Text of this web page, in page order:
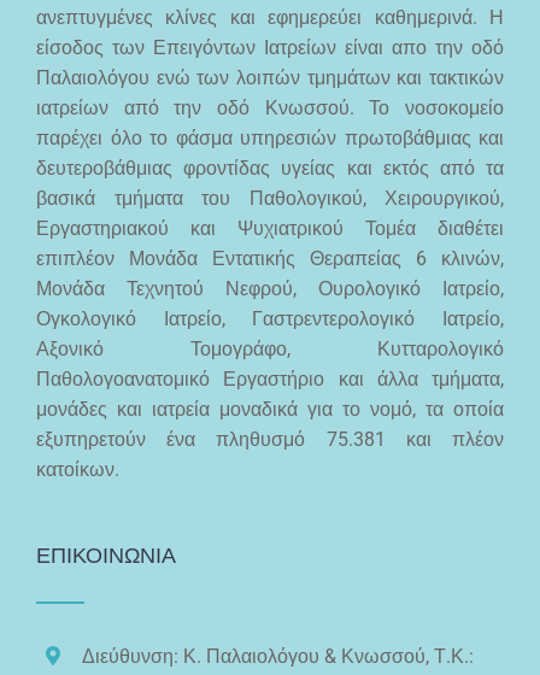
ανεπτυγμένες κλίνες και εφημερεύει καθημερινά. Η
είσοδος των Επειγόντων Ιατρείων είναι απο την οδό
Παλαιολόγου ενώ των λοιπών τμημάτων και τακτικών
ιατρείων από την οδό Κνωσσού. Το νοσοκομείο
παρέχει όλο το φάσμα υπηρεσιών πρωτοβάθμιας και
δευτεροβάθμιας φροντίδας υγείας και εκτός από τα
βασικά τμήματα του Παθολογικού, Χειρουργικού,
Εργαστηριακού και Ψυχιατρικού Τομέα διαθέτει
επιπλέον Μονάδα Εντατικής Θεραπείας 6 κλινών,
Μονάδα Τεχνητού Νεφρού, Ουρολογικό Ιατρείο,
Ογκολογικό Ιατρείο, Γαστρεντερολογικό Ιατρείο,
Αξονικό Τομογράφο, Κυτταρολογικό
Παθολογοανατομικό Εργαστήριο και άλλα τμήματα,
μονάδες και ιατρεία μοναδικά για το νομό, τα οποία
εξυπηρετούν ένα πληθυσμό 75.381 και πλέον
κατοίκων.
ΕΠΙΚΟΙΝΩΝΙΑ
Διεύθυνση: Κ. Παλαιολόγου & Κνωσσού, Τ.Κ.: